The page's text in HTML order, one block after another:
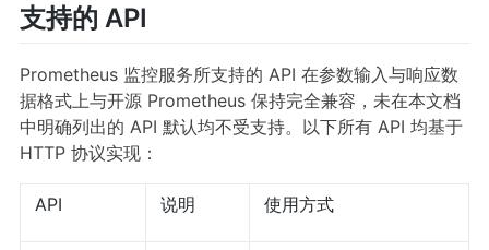
支持的 API
Prometheus 监控服务所支持的 API 在参数输入与响应数
据格式上与开源 Prometheus 保持完全兼容，未在本文档
中明确列出的 API 默认均不受支持。以下所有 API 均基于
HTTP 协议实现：
API 说明 使用方式